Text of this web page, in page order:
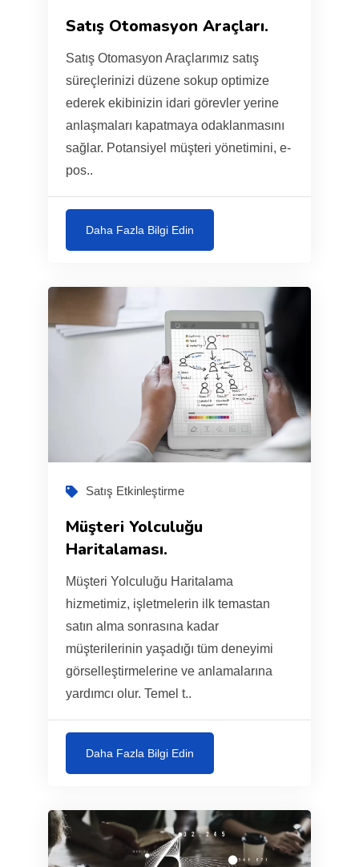
Satış Otomasyon Araçları.
Satış Otomasyon Araçlarımız satış
süreçlerinizi düzene sokup optimize
ederek ekibinizin idari görevler yerine
anlaşmaları kapatmaya odaklanmasını
sağlar. Potansiyel müşteri yönetimini, e-
pos..
Daha Fazla Bilgi Edin
Satış Etkinleştirme
Müşteri Yolculuğu
Haritalaması.
Müşteri Yolculuğu Haritalama
hizmetimiz, işletmelerin ilk temastan
satın alma sonrasına kadar
müşterilerinin yaşadığı tüm deneyimi
görselleştirmelerine ve anlamalarına
yardımcı olur. Temel t..
Daha Fazla Bilgi Edin